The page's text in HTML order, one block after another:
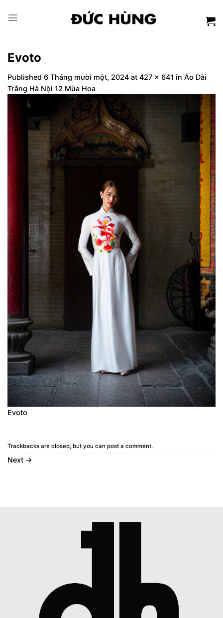
Evoto
Published 6 Tháng mười một, 2024 at 427 × 641 in Áo Dài
Trắng Hà Nội 12 Mùa Hoa
Evoto
Trackbacks are closed, but you can post a comment.
Next →